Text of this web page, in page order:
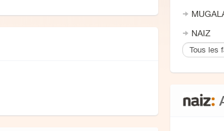
NAIZ